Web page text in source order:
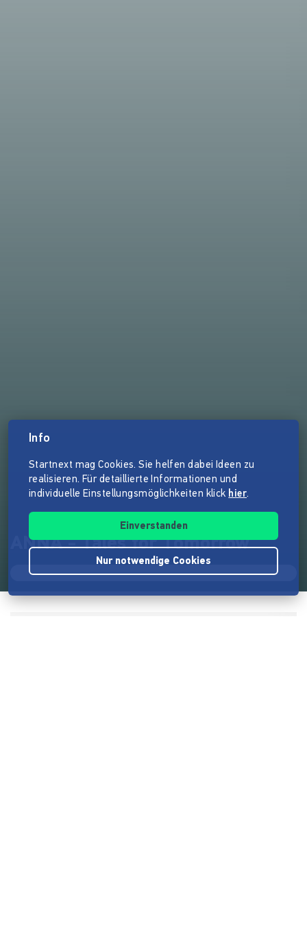
ANNA - Tales for Tomorrow
Info
Startnext mag Cookies. Sie helfen dabei Ideen zu
realisieren. Für detaillierte Informationen und
individuelle Einstellungsmöglichkeiten klick hier.
Einverstanden
Nur notwendige Cookies